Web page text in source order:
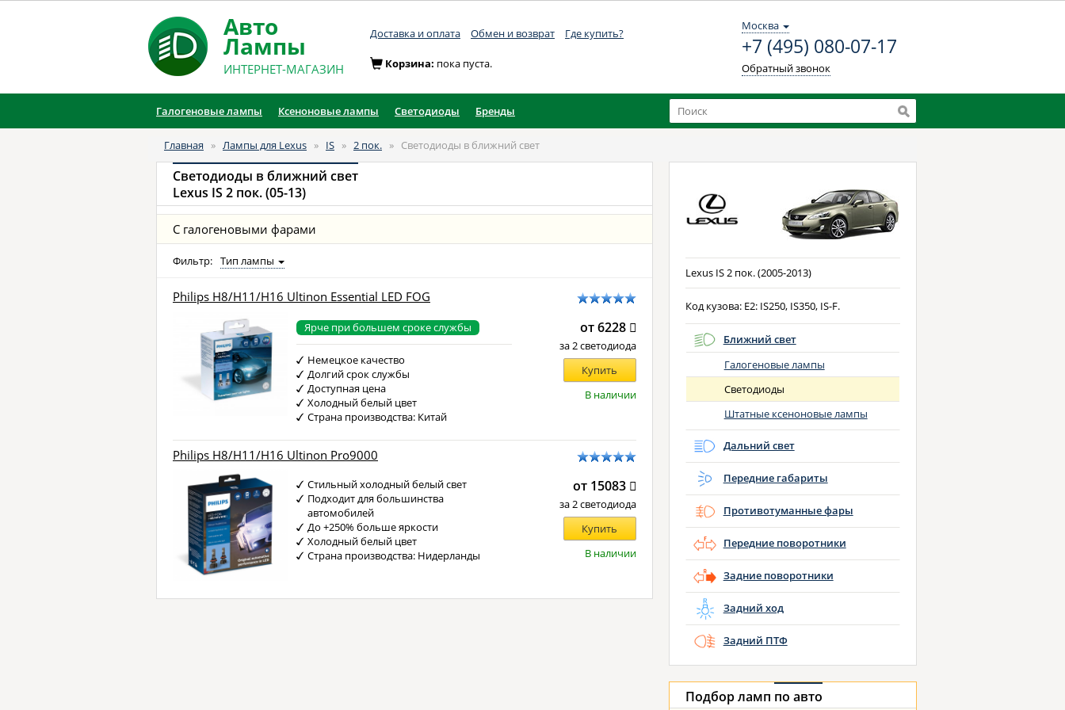
Авто
Лампы
ИНТЕРНЕТ-МАГАЗИН
Доставка и оплата Обмен и возврат Где купить?
Москва
+7 (495) 080-07-17
Обратный звонок
Корзина: пока пуста.
Галогеновые лампы Ксеноновые лампы Светодиоды Бренды
Главная » Лампы для Lexus » IS » 2 пок. » Светодиоды в ближний свет
Светодиоды в ближний свет
Lexus IS 2 пок. (05-13)
С галогеновыми фарами
Фильтр: Тип лампы
Philips H8/H11/H16 Ultinon Essential LED FOG
Ярче при большем сроке службы
Немецкое качество
Долгий срок службы
Доступная цена
Холодный белый цвет
Страна производства: Китай
от 6228
за 2 светодиода
Купить
В наличии
Philips H8/H11/H16 Ultinon Pro9000
Стильный холодный белый свет
Подходит для большинства
автомобилей
До +250% больше яркости
Холодный белый цвет
Страна производства: Нидерланды
от 15083
за 2 светодиода
Купить
В наличии
Lexus IS 2 пок. (2005-2013)
Код кузова: E2: IS250, IS350, IS-F.
Ближний свет
Галогеновые лампы
Светодиоды
Штатные ксеноновые лампы
Дальний свет
Передние габариты
Противотуманные фары
Передние поворотники
Задние поворотники
Задний ход
Задний ПТФ
Подбор ламп по авто